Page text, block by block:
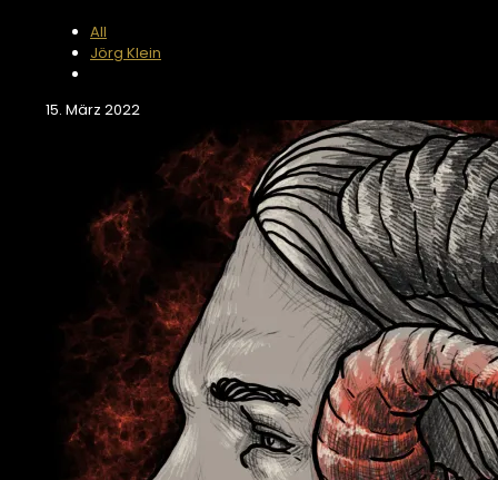
All
Jörg Klein
15. März 2022